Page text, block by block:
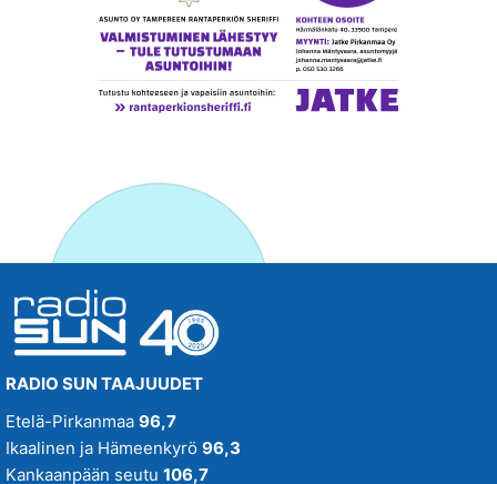
RADIO SUN TAAJUUDET
Etelä-Pirkanmaa 96,7
Ikaalinen ja Hämeenkyrö 96,3
Kankaanpään seutu 106,7